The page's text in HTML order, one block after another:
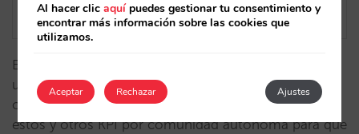
Esta Semana Santa la venta mejora un 26% y el ADR
un 9% con respecto a 2023, pero la tasa de
cancelación crece cnsiderablemente. Analizamos
estos y otros KPI por comunidad autónoma para que
Al hacer clicaquípuedes gestionar tu consentimiento y
encontrar más información sobre las cookies que
utilizamos.
Aceptar Ajustes
Rechazar